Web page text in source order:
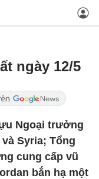
ngày 12/5
Ngoại trưởng
Syria; Tổng
cung cấp vũ
bắn hạ một